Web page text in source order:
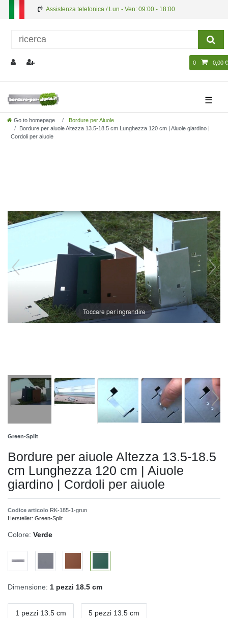
Assistenza telefonica / Lun - Ven: 09:00 - 18:00
0 0,00 €
☰
Go to homepage
Bordure per Aiuole
Bordure per aiuole Altezza 13.5-18.5 cm Lunghezza 120 cm | Aiuole giardino |
Cordoli per aiuole
Toccare per ingrandire
Green-Split
Bordure per aiuole Altezza 13.5-18.5
cm Lunghezza 120 cm | Aiuole
giardino | Cordoli per aiuole
Codice articolo RK-185-1-grun
Hersteller: Green-Split
Colore: Verde
Dimensione: 1 pezzi 18.5 cm
1 pezzi 13.5 cm 5 pezzi 13.5 cm